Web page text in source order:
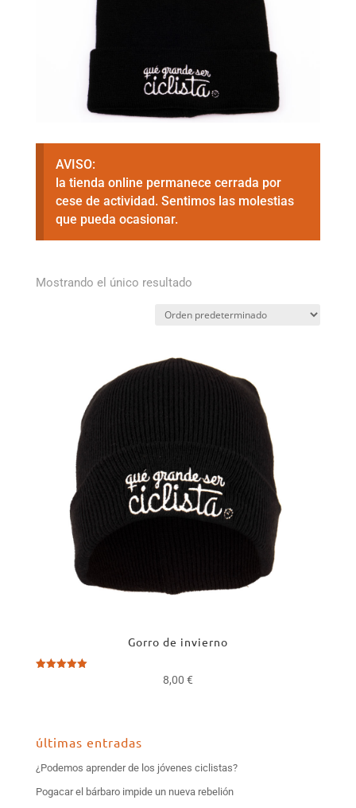
AVISO:
la tienda online permanece cerrada por
cese de actividad. Sentimos las molestias
que pueda ocasionar.
Mostrando el único resultado
Gorro de invierno
8,00 €
últimas entradas
¿Podemos aprender de los jóvenes ciclistas?
Pogacar el bárbaro impide un nueva rebelión